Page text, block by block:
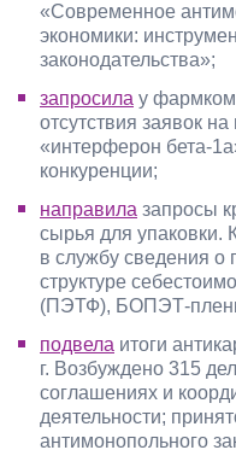
«Современное
экономики:
законодательства»;
запросила у
отсутствия заявок
«интерферон бета-
конкуренции;
направила запросы
сырья для упаковки.
в службу сведения о
структуре
(ПЭТФ), БОПЭТ-
подвела итоги
г. Возбуждено 315
соглашениях и
деятельности;
антимонопольного